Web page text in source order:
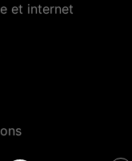
et internet